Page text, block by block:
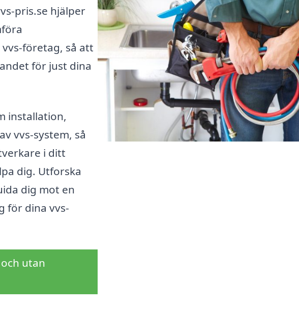
pris.se hjälper
företag, så att
för just dina
installation,
vvs-system, så
i ditt
dig. Utforska
dig mot en
för dina vvs-
utan